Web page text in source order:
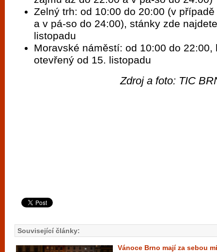
Zelný trh: od 10:00 do 20:00 (v
a v pá-so do 24:00), stánky zde
listopadu
Moravské náměstí: od 10:00 do 22:00,
otevřený od 15. listopadu
Zdroj a foto: TIC
Související články:
Vánoce Brno mají za sebou